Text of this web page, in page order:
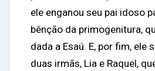
ele enganou seu pai idoso
bênção da primogenitura,
dada a Esaú. E, por fim, ele
duas irmãs, Lia e Raquel,